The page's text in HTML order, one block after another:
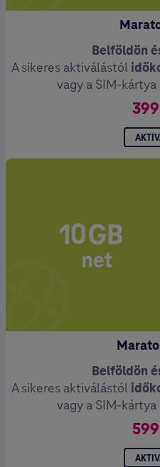
Belföldön
A sikeres aktiválástól
vagy a SIM-
Belföldön
A sikeres aktiválástól
vagy a SIM-